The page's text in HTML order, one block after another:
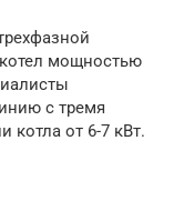
мощностью
с тремя
от 6-7 кВт.